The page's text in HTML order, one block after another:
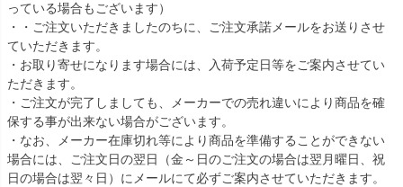
っている場合もございます）
・・ご注文いただきましたのちに、ご注文承諾メールをお送りさせ
ていただきます。
・お取り寄せになります場合には、入荷予定日等をご案内させてい
ただきます。
・ご注文が完了しましても、メーカーでの売れ違いにより商品を確
保する事が出来ない場合がございます。
・なお、メーカー在庫切れ等により商品を準備することができない
場合には、ご注文日の翌日（金～日のご注文の場合は翌月曜日、祝
日の場合は翌々日）にメールにて必ずご案内させていただきます。